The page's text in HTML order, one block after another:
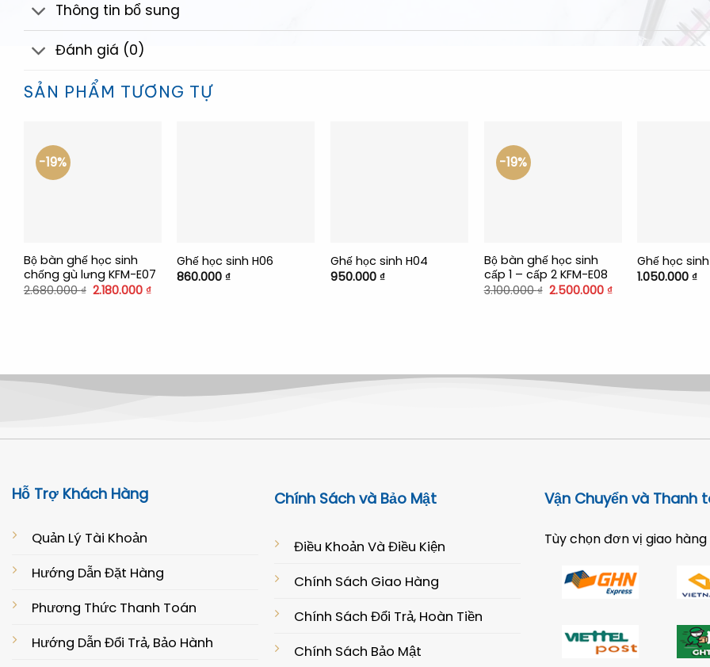
Thông tin bổ sung
Đánh giá (0)
SẢN PHẨM TƯƠNG TỰ
-19%
Bộ bàn ghế học sinh
chống gù lưng KFM-E07
2.680.000₫ Giá
2.180.000 ₫Giá
Ghế học sinh H06
860.000₫
Ghế học sinh H04
950.000 ₫
-19%
Bộ bàn ghế học sinh
cấp 1 – cấp 2 KFM-E08
3.100.000₫ Giá
2.500.000 ₫Giá
Ghế học
1.050.000₫
Hỗ Trợ Khách Hàng
Quản Lý Tài Khoản
Hướng Dẫn Đặt Hàng
Phương Thức Thanh Toán
Hướng Dẫn Đổi Trả, Bảo Hành
Chính Sách và Bảo Mật
Điều Khoản Và Điều Kiện
Chính Sách Giao Hàng
Chính Sách Đổi Trả, Hoàn Tiền
Chính Sách Bảo Mật
Vận Chuyển và Thanh
Tùy chọn đơn vị giao hàng